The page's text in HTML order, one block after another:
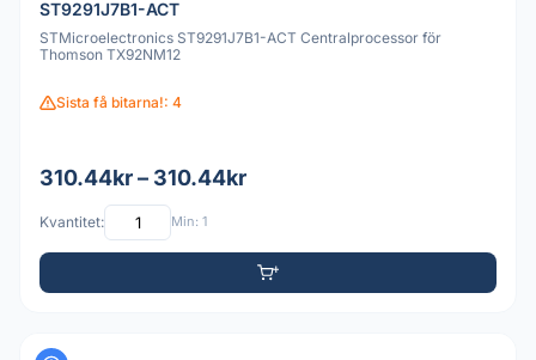
ST9291J7B1-ACT
STMicroelectronics ST9291J7B1-ACT Centralprocessor för
Thomson TX92NM12
Sista få bitarna!: 4
310.44kr – 310.44kr
Kvantitet: Min: 1